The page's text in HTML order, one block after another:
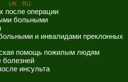
UK RU
после операции
больными
и инвалидами преклонных
помощь пожилым людям
болезней
инсульта